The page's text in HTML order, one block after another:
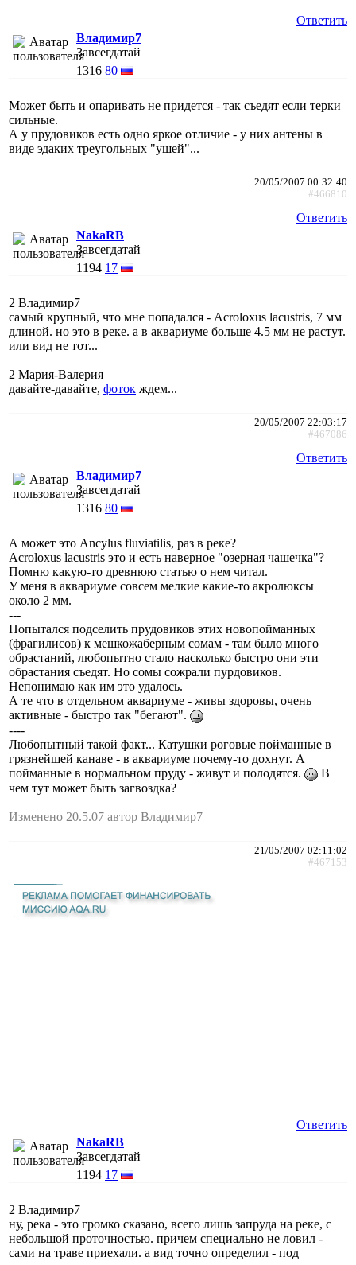
Ответить
Владимир7
Завсегдатай
1316 80
Может быть и опаривать не придется - так съедят если терки
сильные.
А у прудовиков есть одно яркое отличие - у них антены в
виде эдаких треугольных "ушей"...
20/05/2007 00:32:40
#466810
Ответить
NakaRB
Завсегдатай
1194 17
2 Владимир7
самый крупный, что мне попадался - Acroloxus lacustris, 7 мм
длиной. но это в реке. а в аквариуме больше 4.5 мм не растут.
или вид не тот...
2 Мария-Валерия
давайте-давайте, фоток ждем...
20/05/2007 22:03:17
#467086
Ответить
Владимир7
Завсегдатай
1316 80
А может это Ancylus fluviatilis, раз в реке?
Acroloxus lacustris это и есть наверное "озерная чашечка"?
Помню какую-то древнюю статью о нем читал.
У меня в аквариуме совсем мелкие какие-то акролюксы
около 2 мм.
---
Попытался подселить прудовиков этих новопойманных
(фрагилисов) к мешкожаберным сомам - там было много
обрастаний, любопытно стало насколько быстро они эти
обрастания съедят. Но сомы сожрали пурдовиков.
Непонимаю как им это удалось.
А те что в отдельном аквариуме - живы здоровы, очень
активные - быстро так "бегают".
----
Любопытный такой факт... Катушки роговые пойманные в
грязнейшей канаве - в аквариуме почему-то дохнут. А
пойманные в нормальном пруду - живут и полодятся.
В
чем тут может быть загвоздка?
Изменено 20.5.07 автор Владимир7
21/05/2007 02:11:02
#467153
Ответить
NakaRB
Завсегдатай
1194 17
2 Владимир7
ну, река - это громко сказано, всего лишь запруда на реке, с
небольшой проточностью. причем специально не ловил -
сами на траве приехали. а вид точно определил - под